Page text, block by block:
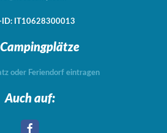
ID: IT10628300013
oder Feriendorf eintragen
Auch auf: